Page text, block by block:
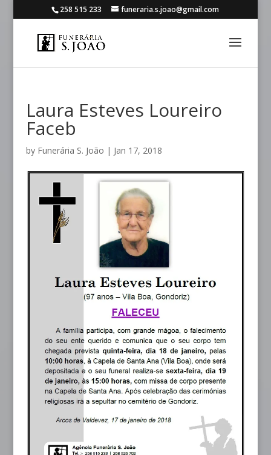
258 515 233 funeraria.s.joao@gmail.com
Laura Esteves Loureiro
Faceb
by Funerária S. João | Jan 17, 2018